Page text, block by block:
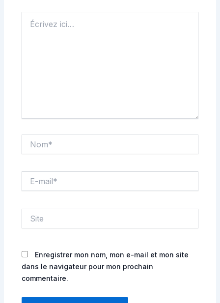
ici…
mail*
Enregistrer mon nom, mon e-mail et mon site
dans le navigateur pour mon prochain
commentaire.